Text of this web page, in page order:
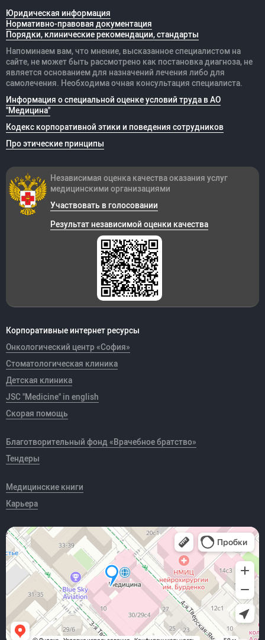
Юридическая информация
Нормативно-правовая документация
Порядки, клинические рекомендации, стандарты
Напоминаем вам, что мнение, высказанное специалистом на
сайте, не может быть рассмотрено как постановка диагноза, не
является основанием для назначений лечения либо для
самолечения. Необходима очная консультация специалиста.
Информация о специальной оценке условий труда в АО
"Медицина"
Кодекс корпоративной этики и поведения сотрудников
Про этические принципы
Корпоративные интернет ресурсы
Онкологический центр «София»
Стоматологическая клиника
Детская клиника
JSC "Medicine" in english
Скорая помощь
Благотворительный фонд «Врачебное братство»
Тендеры
Медицинские книги
Карьера
Независимая оценка качества оказания услуг
медицинскими организациями
Участвовать в голосовании
Результат независимой оценки качества